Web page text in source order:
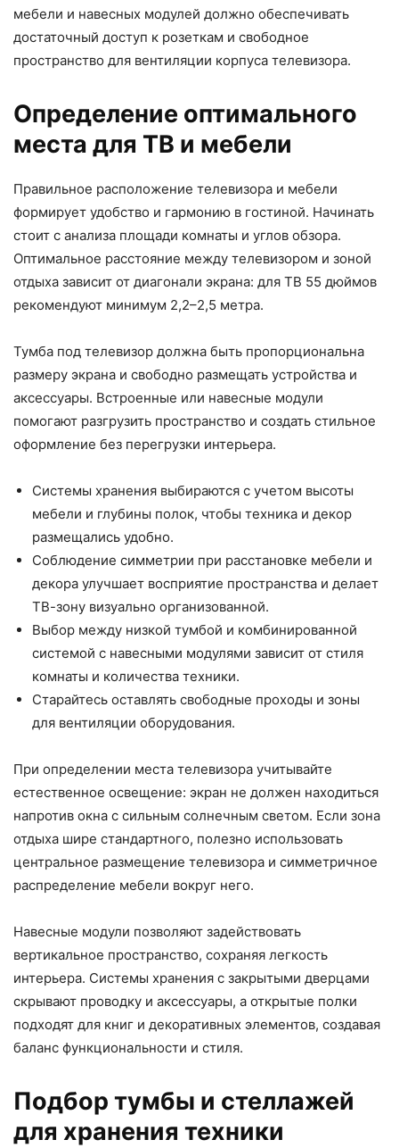
мебели и навесных модулей должно обеспечивать
достаточный доступ к розеткам и свободное
пространство для вентиляции корпуса телевизора.
Определение оптимального
места для ТВ и мебели
Правильное расположение телевизора и мебели
формирует удобство и гармонию в гостиной. Начинать
стоит с анализа площади комнаты и углов обзора.
Оптимальное расстояние между телевизором и зоной
отдыха зависит от диагонали экрана: для ТВ 55 дюймов
рекомендуют минимум 2,2–2,5 метра.
Тумба под телевизор должна быть пропорциональна
размеру экрана и свободно размещать устройства и
аксессуары. Встроенные или навесные модули
помогают разгрузить пространство и создать стильное
оформление без перегрузки интерьера.
Системы хранения выбираются с учетом высоты
мебели и глубины полок, чтобы техника и декор
размещались удобно.
Соблюдение симметрии при расстановке мебели и
декора улучшает восприятие пространства и делает
ТВ-зону визуально организованной.
Выбор между низкой тумбой и комбинированной
системой с навесными модулями зависит от стиля
комнаты и количества техники.
Старайтесь оставлять свободные проходы и зоны
для вентиляции оборудования.
При определении места телевизора учитывайте
естественное освещение: экран не должен находиться
напротив окна с сильным солнечным светом. Если зона
отдыха шире стандартного, полезно использовать
центральное размещение телевизора и симметричное
распределение мебели вокруг него.
Навесные модули позволяют задействовать
вертикальное пространство, сохраняя легкость
интерьера. Системы хранения с закрытыми дверцами
скрывают проводку и аксессуары, а открытые полки
подходят для книг и декоративных элементов, создавая
баланс функциональности и стиля.
Подбор тумбы и стеллажей
для хранения техники